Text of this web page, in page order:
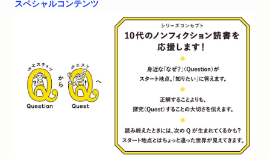
スペシャルコンテンツ